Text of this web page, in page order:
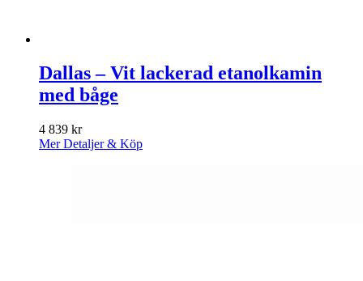
Dallas – Vit lackerad etanolkamin
med båge
4 839 kr
Mer Detaljer & Köp